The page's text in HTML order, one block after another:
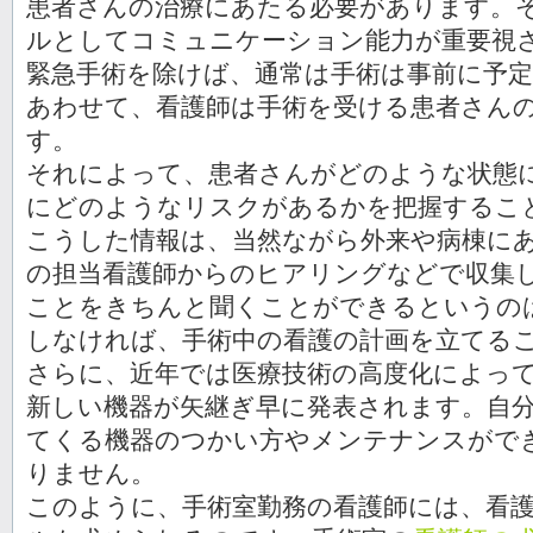
患者さんの治療にあたる必要があります。
ルとしてコミュニケーション能力が重要視
緊急手術を除けば、通常は手術は事前に予
あわせて、看護師は手術を受ける患者さん
す。
それによって、患者さんがどのような状態
にどのようなリスクがあるかを把握するこ
こうした情報は、当然ながら外来や病棟に
の担当看護師からのヒアリングなどで収集
ことをきちんと聞くことができるというの
しなければ、手術中の看護の計画を立てる
さらに、近年では医療技術の高度化によっ
新しい機器が矢継ぎ早に発表されます。自
てくる機器のつかい方やメンテナンスがで
りません。
このように、手術室勤務の看護師には、看